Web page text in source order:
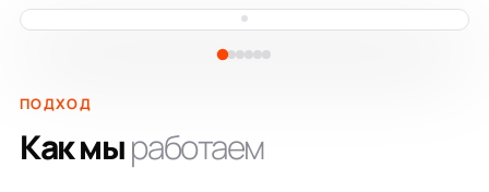
ПОДХОД
Как мыработаем